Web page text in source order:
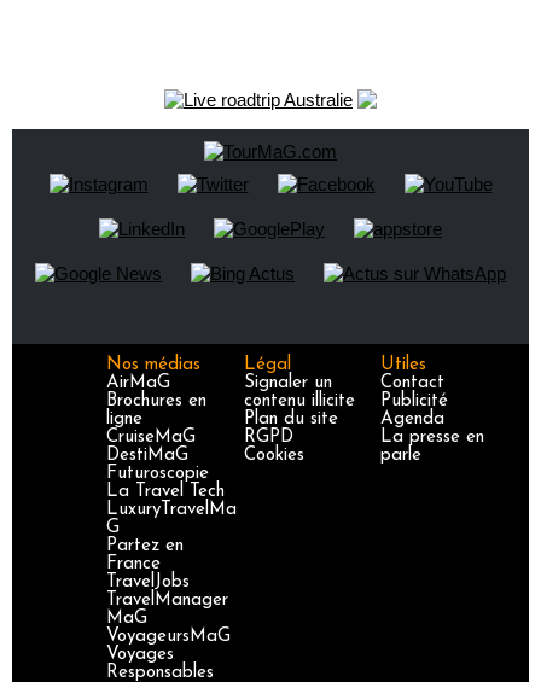
Nos médias
AirMaG
Brochures en
ligne
CruiseMaG
DestiMaG
Futuroscopie
La Travel Tech
LuxuryTravelMa
G
Partez en
France
TravelJobs
TravelManager
MaG
VoyageursMaG
Voyages
Responsables
Légal
Signaler un
contenu illicite
Plan du site
RGPD
Cookies
Utiles
Contact
Publicité
Agenda
La presse en
parle